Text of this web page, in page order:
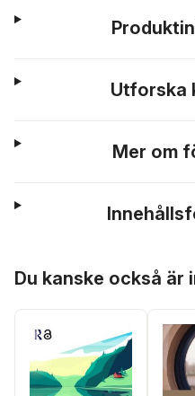
Utforska
Mer om
Du kanske också är